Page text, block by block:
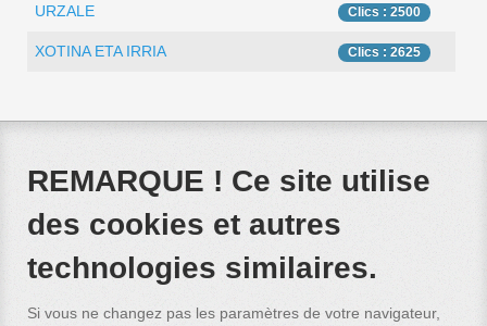
URZALE Clics : 2500
XOTINA ETA IRRIA Clics : 2625
REMARQUE ! Ce site utilise
des cookies et autres
technologies similaires.
Si vous ne changez pas les paramètres de votre navigateur,